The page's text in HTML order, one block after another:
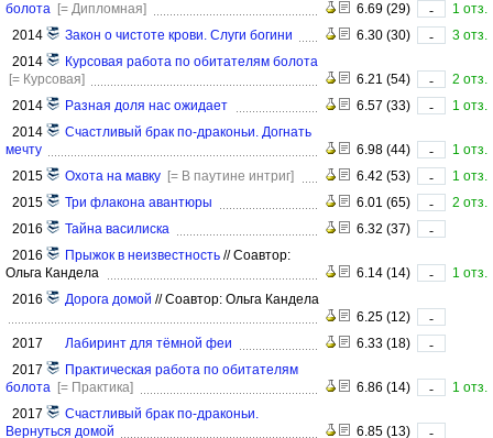
болота [= Дипломная] 6.69 (29) -
1 отз.
2014
Закон о чистоте крови. Слуги богини 6.30 (30) -
3 отз.
2014
Курсовая работа по обитателям болота
[= Курсовая]
6.21 (54) -
2 отз.
2014
Разная доля нас ожидает 6.57 (33) -
1 отз.
2014
Счастливый брак по-драконьи. Догнать
мечту
6.98 (44) -
1 отз.
2015
Охота на мавку [= В паутине интриг] 6.42 (53) -
1 отз.
2015
Три флакона авантюры 6.01 (65) -
2 отз.
2016
Тайна василиска 6.32 (37)
-
2016
Прыжок в неизвестность //Соавтор:
Ольга Кандела
6.14 (14) -
1 отз.
2016
Дорога домой //Соавтор: Ольга Кандела
6.25 (12)
-
2017
Лабиринт для тёмной феи 6.33 (18)
-
2017
Практическая работа по обитателям
болота [= Практика] 6.86 (14) -
1 отз.
2017
Счастливый брак по-драконьи.
Вернуться домой
6.85 (13) -